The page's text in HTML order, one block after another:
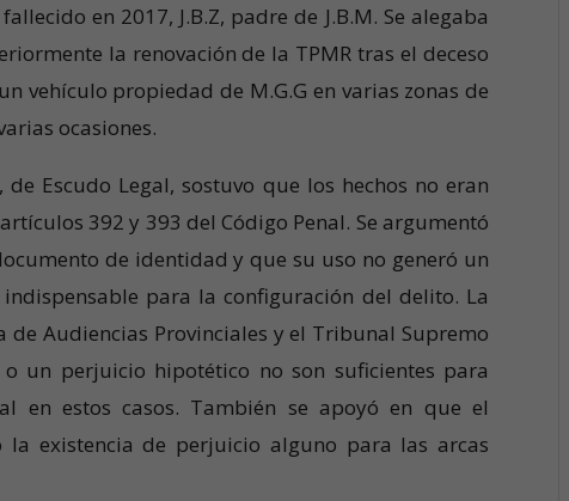
en 2017, J.B.Z, padre de J.B.M. Se alegaba
la renovación de la TPMR tras el deceso
vehículo propiedad de M.G.G en varias zonas de
ocasiones.
Escudo Legal, sostuvo que los hechos no eran
392 y 393 del Código Penal. Se argumentó
de identidad y que su uso no generó un
para la configuración del delito. La
Audiencias Provinciales y el Tribunal Supremo
un perjuicio hipotético no son suficientes para
en estos casos. También se apoyó en que el
existencia de perjuicio alguno para las arcas